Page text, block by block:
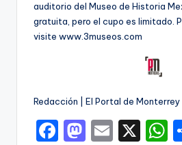
auditorio del Museo de Historia
gratuita, pero el cupo es limitado.
visite www.3museos.com
Redacción | El Portal de Monterrey
F
M E
X